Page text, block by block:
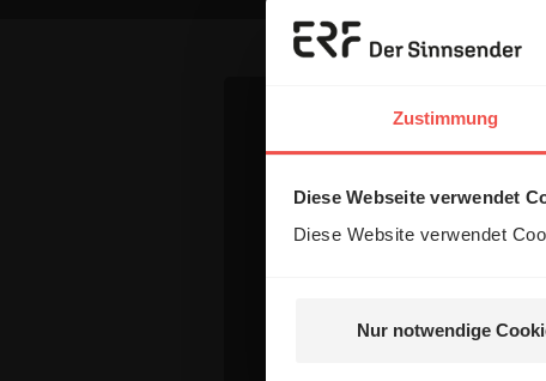
Zustimmung
Diese Webseite verwendet
Diese Website verwendet
Nur notwendige
Dein